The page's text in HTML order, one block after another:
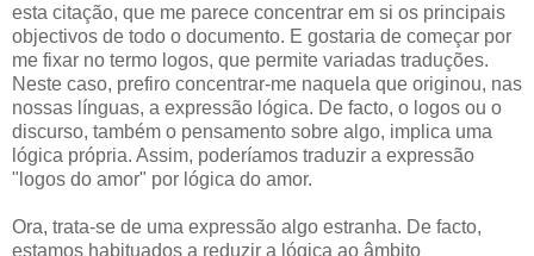
esta citação, que me parece concentrar em si os principais
objectivos de todo o documento. E gostaria de começar por
me fixar no termo logos, que permite variadas traduções.
Neste caso, prefiro concentrar-me naquela que originou, nas
nossas línguas, a expressão lógica. De facto, o logos ou o
discurso, também o pensamento sobre algo, implica uma
lógica própria. Assim, poderíamos traduzir a expressão
"logos do amor" por lógica do amor.
Ora, trata-se de uma expressão algo estranha. De facto,
estamos habituados a reduzir a lógica ao âmbito